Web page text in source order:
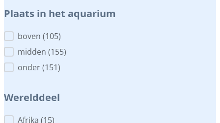
Plaats in het aquarium
Plaats in het aquarium
boven (105)
midden (155)
onder(151)
Werelddeel
Afrika (15)